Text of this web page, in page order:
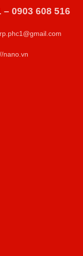
– 0903 608 516
nano.vn